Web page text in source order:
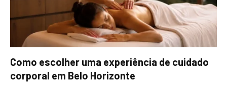
Como escolher uma experiência de cuidado
corporal em Belo Horizonte